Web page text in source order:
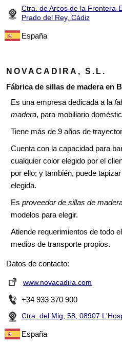
Ctra. de Arcos de la Frontera-
Prado del Rey, Cádiz
España
NOVACADIRA, S.L.
Fábrica de sillas de madera en
Es una empresa dedicada a la
madera, para mobiliario
Tiene más de 9 años de
Cuenta con la capacidad para
cualquier color elegido por el
por ello; y también, puede
elegida.
Es proveedor de sillas de
modelos para elegir.
Atiende requerimientos de todo
medios de transporte propios.
Datos de contacto:
www.novacadira.com
+34 933 370 900
Ctra. del Mig, 58, 08907
España